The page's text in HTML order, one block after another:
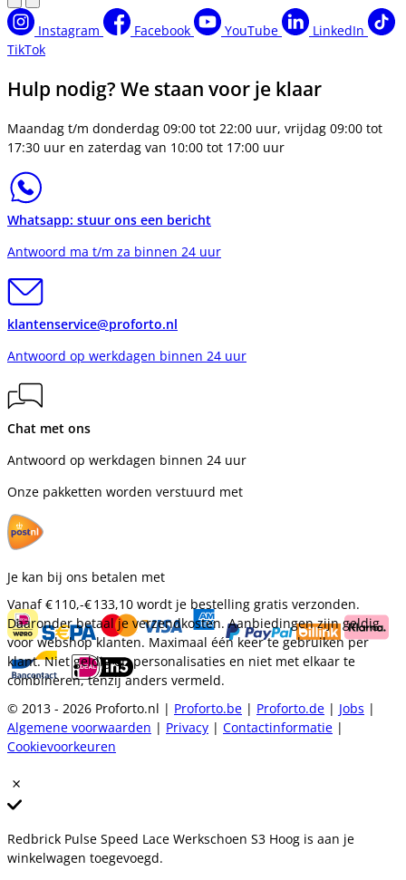
Instagram Facebook YouTube
LinkedIn
TikTok
Hulp nodig? We staan voor je klaar
Maandag t/m donderdag 09:00 tot 22:00 uur, vrijdag 09:00 tot
17:30 uur en zaterdag van 10:00 tot 17:00 uur
Whatsapp: stuur ons een bericht
Antwoord ma t/m za binnen 24 uur
klantenservice@proforto.nl
Antwoord op werkdagen binnen 24 uur
Chat met ons
Antwoord op werkdagen binnen 24 uur
Onze pakketten worden verstuurd met
Je kan bij ons betalen met
Vanaf€ 110,-€ 133,10 wordt je bestelling gratis verzonden.
Daaronder betaal je verzendkosten. Aanbiedingen zijn geldig
voor webshop klanten. Maximaal één keer te gebruiken per
klant. Niet geldig op personalisaties en niet met elkaar te
combineren, tenzij anders vermeld.
© 2013 - 2026 Proforto.nl | Proforto.be | Proforto.de | Jobs |
Algemene voorwaarden | Privacy | Contactinformatie |
Cookievoorkeuren
Redbrick Pulse Speed Lace Werkschoen S3 Hoog is aan je
winkelwagen toegevoegd.